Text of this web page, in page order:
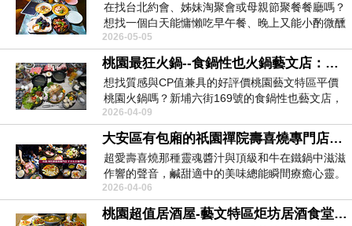
在找台北約會、姊妹淘聚會或母親節聚餐餐廳嗎？
想找一個白天能慵懶吃早午餐、晚上又能小酌微醺
的完美地點？...
2026-05-05
桃園最狂火鍋--食鍋性也火鍋藝文店：桃園藝文特區平價帝王蟹龍蝦火鍋，+239元肉品吃到飽
想找質感與CP值兼具的好評價桃園藝文特區平價
桃園火鍋嗎？新埔六街169號的食鍋性也藝文店，
這家超值桃...
2026-04-09
大安區有包廂的祇園禪院壽喜燒專門店，適合商務接待與重要聚會的台北京都百年名店
超愛壽喜燒那種靈魂醬汁與頂級和牛在鐵鍋中滋滋
作響的聲音，鹹甜適中的美味總能瞬間療癒心靈。
隱身樂利路巷...
2026-04-06
桃園超值居酒屋-藝文特區炬坊居酒食堂，桃園午餐餐盒外送、桃園午餐便當外帶